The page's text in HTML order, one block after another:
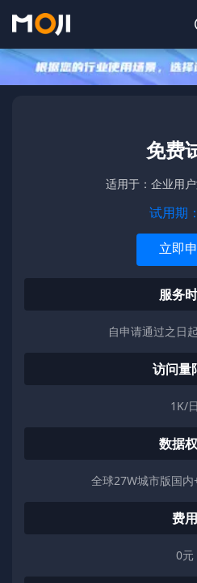
免费
适用于：企业用
试用期
立即
服务
自申请通过之日
访问量
1K/日
数据
全球27W城市版国
费用
0元